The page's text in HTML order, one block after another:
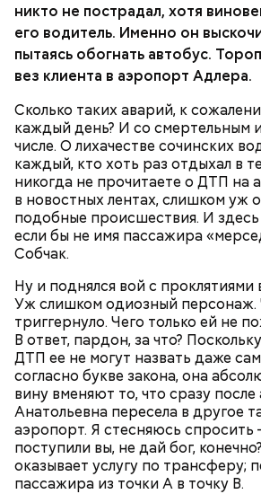
никто не пострадал, хотя
его водитель. Именно он
пытаясь обогнать автобус.
вез клиента в аэропорт Адлера.
Сколько таких аварий, к
каждый день? И со смертельным
числе. О лихачестве сочинских
каждый, кто хоть раз отдыхал в
никогда не прочитаете о ДТП на
в новостных лентах, слишком уж
подобные происшествия. И
если бы не имя пассажира
Собчак.
Ну и поднялся вой с проклятиями
Уж слишком одиозный персонаж.
триггернуло. Чего только ей не
В ответ, пардон, за что?
ДТП ее не могут назвать даже
согласно букве закона, она
вину вменяют то, что сразу
Анатольевна пересела в другое
аэропорт. Я стесняюсь спросить
поступили вы, не дай бог,
оказывает услугу по трансферу;
пассажира из точки А в точку В.
Совместная поездка не
водителя подобно пуповине.
допустим, Собчак, опаздывая в
приставила к затылку водителя
ехать быстрее, то она тоже
подобном никакой информации
сказала, что в момент аварии
не следила. Так, скорее всего, и
Фото: instagram/xenia_sobchak
ЗНАМЕНИТОСТИ ДТП
СОЧИ
КСЕНИЯ СОБЧАК